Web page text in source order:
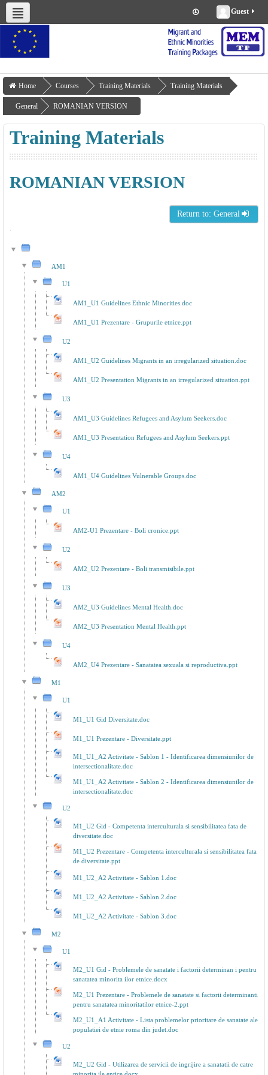
Guest
About us Work Packages
Deliverables
Home Courses Training Materials Training Materials
General ROMANIAN VERSION
Training Materials
ROMANIAN VERSION
Return to: General
.
AM1
U1
AM1_U1 Guidelines Ethnic Minorities.doc
AM1_U1 Prezentare - Grupurile etnice.ppt
U2
AM1_U2 Guidelines Migrants in an irregularized situation.doc
AM1_U2 Presentation Migrants in an irregularized situation.ppt
U3
AM1_U3 Guidelines Refugees and Asylum Seekers.doc
AM1_U3 Presentation Refugees and Asylum Seekers.ppt
U4
AM1_U4 Guidelines Vulnerable Groups.doc
AM2
U1
AM2-U1 Prezentare - Boli cronice.ppt
U2
AM2_U2 Prezentare - Boli transmisibile.ppt
U3
AM2_U3 Guidelines Mental Health.doc
AM2_U3 Presentation Mental Health.ppt
U4
AM2_U4 Prezentare - Sanatatea sexuala si reproductiva.ppt
M1
U1
M1_U1 Gid Diversitate.doc
M1_U1 Prezentare - Diversitate.ppt
M1_U1_A2 Activitate - Sablon 1 - Identificarea dimensiunilor de
intersectionalitate.doc
M1_U1_A2 Activitate - Sablon 2 - Identificarea dimensiunilor de
intersectionalitate.doc
U2
M1_U2 Gid - Competenta interculturala si sensibilitatea fata de
diversitate.doc
M1_U2 Prezentare - Competenta interculturala si sensibilitatea fata
de diversitate.ppt
M1_U2_A2 Activitate - Sablon 1.doc
M1_U2_A2 Activitate - Sablon 2.doc
M1_U2_A2 Activitate - Sablon 3.doc
M2
U1
M2_U1 Gid - Problemele de sanatate i factorii determinan i pentru
sanatatea minorita ilor etnice.docx
M2_U1 Prezentare - Problemele de sanatate si factorii determinanti
pentru sanatatea minoritatilor etnice-2.ppt
M2_U1_A1 Activitate - Lista problemelor prioritare de sanatate ale
populatiei de etnie roma din judet.doc
U2
M2_U2 Gid - Utilizarea de servicii de ingrijire a sanatatii de catre